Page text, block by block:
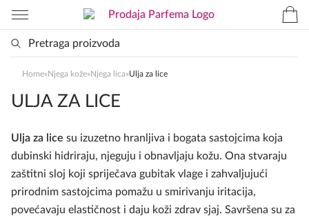
Home»Njega kože»Njega lica»Ulja za lice
ULJA ZA LICE
Ulja za lice su izuzetno hranljiva i bogata sastojcima koja
dubinski hidriraju, njeguju i obnavljaju kožu. Ona stvaraju
zaštitni sloj koji spriječava gubitak vlage i zahvaljujući
prirodnim sastojcima pomažu u smirivanju iritacija,
povećavaju elastičnost i daju koži zdrav sjaj. Savršena su za